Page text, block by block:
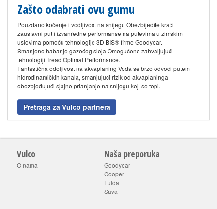
Zašto odabrati ovu gumu
Pouzdano kočenje i vodljivost na snijegu Obezbijedite kraći
zaustavni put i izvanredne performanse na putevima u zimskim
uslovima pomoću tehnologije 3D BIS® firme Goodyear.
Smanjeno habanje gazećeg sloja Omogućeno zahvaljujući
tehnologiji Tread Optimal Performance.
Fantastična odoljivost na akvaplaning Voda se brzo odvodi putem
hidrodinamičkih kanala, smanjujući rizik od akvaplaninga i
obezbjeđujući sjajno prianjanje na snijegu koji se topi.
Pretraga za Vulco partnera
Vulco
O nama
Naša preporuka
Goodyear
Cooper
Fulda
Sava